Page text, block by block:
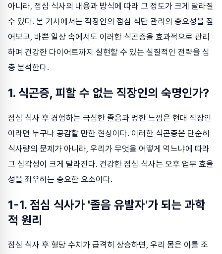
아니라, 점심 식사의 내용과 방식에 따라 그 정도가 크게 달라질
수 있다. 본 기사에서는 직장인의 점심 식단 관리의 중요성을 짚
어보고, 바쁜 일상 속에서도 이러한 식곤증을 효과적으로 관리
하며 건강한 다이어트까지 실현할 수 있는 실질적인 전략을 심
층 분석한다.
1. 식곤증, 피할 수 없는 직장인의 숙명인가?
점심 식사 후 경험하는 극심한 졸음과 멍한 느낌은 현대 직장인
이라면 누구나 공감할 만한 현상이다. 이러한 식곤증은 단순히
식사량의 문제가 아니라, 우리가 무엇을 어떻게 먹느냐에 따라
그 심각성이 크게 달라진다. 건강한 점심 식사는 오후 업무 효율
성을 좌우하는 중요한 요소이다.
1-1. 점심 식사가 '졸음 유발자'가 되는 과학
적 원리
점심 식사 후 혈당 수치가 급격히 상승하면, 우리 몸은 이를 조